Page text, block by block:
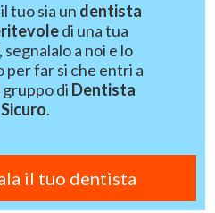
tuo sia un dentista
di una tua
segnalalo a noi e lo
far si che entri a
di Dentista
Sicuro.
il tuo dentista